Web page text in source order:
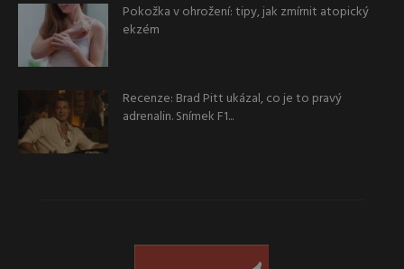
Pokožka v ohrožení: tipy, jak zmírnit atopický
ekzém
Recenze: Brad Pitt ukázal, co je to pravý
adrenalin. Snímek F1...